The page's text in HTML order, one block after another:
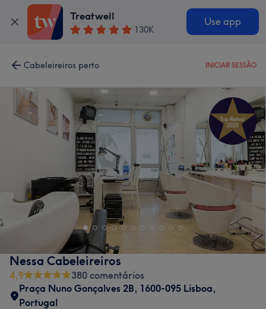
Treatwell
130K
Use app
Cabeleireiros perto INICIAR SESSÃO
Nessa Cabeleireiros
4,9
380 comentários
Praça Nuno Gonçalves 2B, 1600-095 Lisboa,
Portugal